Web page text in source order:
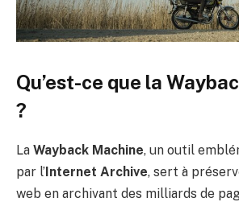
Qu’est-ce que la
?
La Wayback Machine, un outil
par l’Internet Archive, sert à
web en archivant des milliards de